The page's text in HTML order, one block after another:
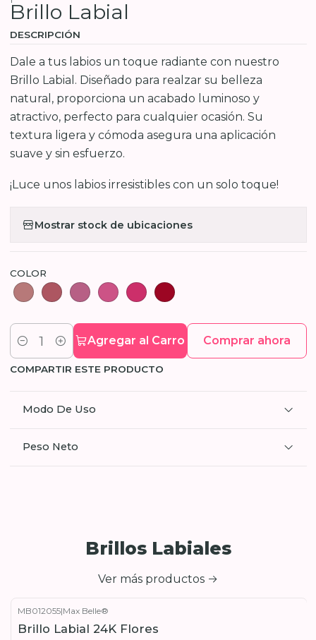
Brillo Labial
DESCRIPCIÓN
Dale a tus labios un toque radiante con nuestro
Brillo Labial. Diseñado para realzar su belleza
natural, proporciona un acabado luminoso y
atractivo, perfecto para cualquier ocasión. Su
textura ligera y cómoda asegura una aplicación
suave y sin esfuerzo.
¡Luce unos labios irresistibles con un solo toque!
Mostrar stock de ubicaciones
COLOR
Cantidad
Agregar al Carro Comprar ahora
COMPARTIR ESTE PRODUCTO
Modo De Uso
Peso Neto
Brillos Labiales
Ver más productos
MB012055|Max Belle®
Brillo Labial 24K Flores